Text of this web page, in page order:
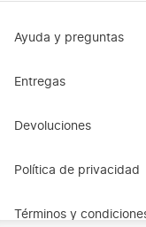
Ayuda y preguntas
Entregas
Devoluciones
Política de privacidad
Términos y